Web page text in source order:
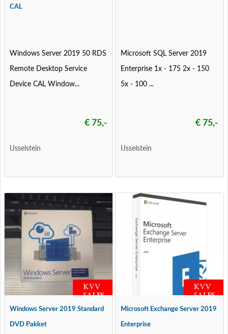
CAL
Windows Server 2019 50 RDS
Remote Desktop Service
Device CAL Window...
€ 75,-
IJsselstein
Microsoft SQL Server 2019
Enterprise 1x - 175 2x - 150
5x - 100 ...
€ 75,-
IJsselstein
Windows Server 2019 Standard
DVD Pakket
Microsoft Exchange Server 2019
Enterprise